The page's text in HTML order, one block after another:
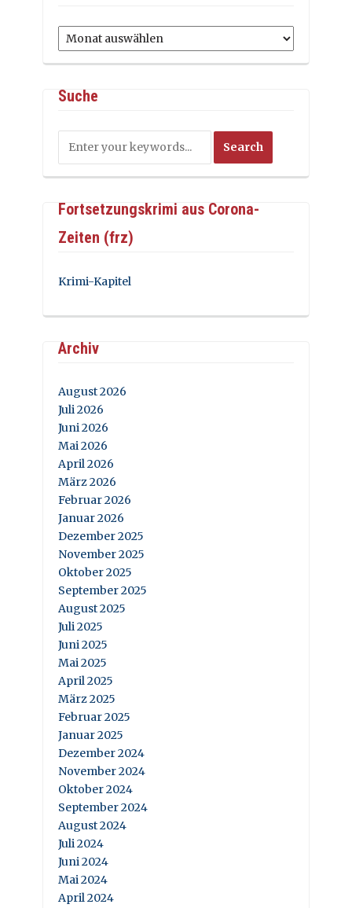
Archiv
Suche
Fortsetzungskrimi aus Corona-
Zeiten (frz)
Krimi-Kapitel
Archiv
August 2026
Juli 2026
Juni 2026
Mai 2026
April 2026
März 2026
Februar 2026
Januar 2026
Dezember 2025
November 2025
Oktober 2025
September 2025
August 2025
Juli 2025
Juni 2025
Mai 2025
April 2025
März 2025
Februar 2025
Januar 2025
Dezember 2024
November 2024
Oktober 2024
September 2024
August 2024
Juli 2024
Juni 2024
Mai 2024
April 2024